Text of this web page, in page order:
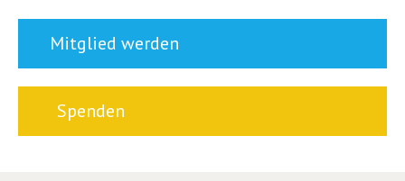
Mitglied werden
Spenden